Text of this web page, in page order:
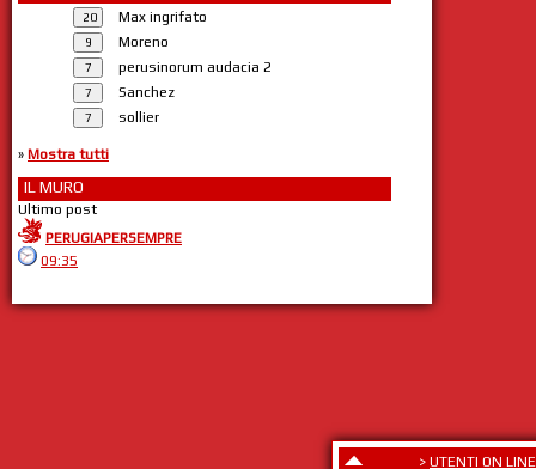
> UTENTI ON LINE
Max ingrifato
Moreno
perusinorum audacia 2
Sanchez
sollier
» Mostra tutti
IL MURO
Ultimo post
PERUGIAPERSEMPRE
09:35